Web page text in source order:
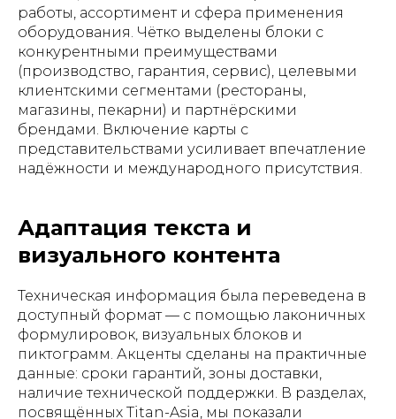
работы, ассортимент и сфера применения
оборудования. Чётко выделены блоки с
конкурентными преимуществами
(производство, гарантия, сервис), целевыми
клиентскими сегментами (рестораны,
магазины, пекарни) и партнёрскими
брендами. Включение карты с
представительствами усиливает впечатление
надёжности и международного присутствия.
Адаптация текста и
визуального контента
Техническая информация была переведена в
доступный формат — с помощью лаконичных
формулировок, визуальных блоков и
пиктограмм. Акценты сделаны на практичные
данные: сроки гарантий, зоны доставки,
наличие технической поддержки. В разделах,
посвящённых Titan-Asia, мы показали